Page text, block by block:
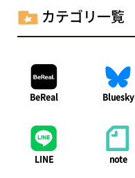
カテゴリ一覧
BeReal Bluesky
LINE note